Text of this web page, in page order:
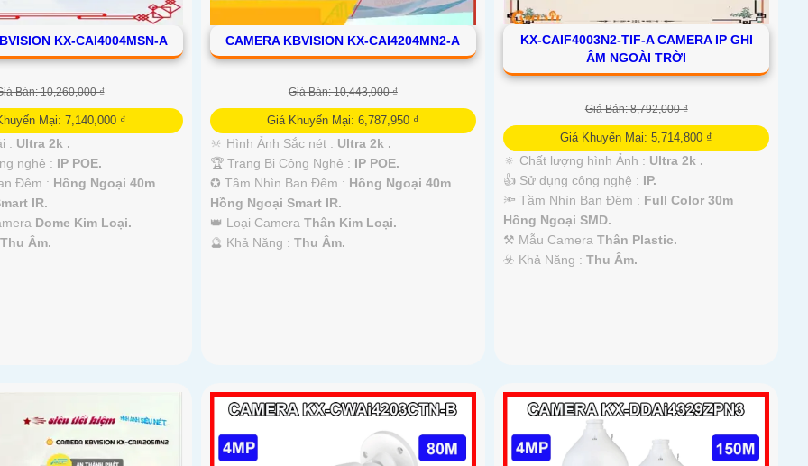
KX-CAI4004MSN-A
Bán: 10,260,000 ₫
Mại: 7,140,000 ₫
: Ultra 2k .
nghệ : IP POE.
Đêm : Hồng Ngoại 40m
IR.
Dome Kim Loại.
Thu Âm.
CAMERA KBVISION KX-CAI4204MN2-A
Giá Bán: 10,443,000 ₫
Giá Khuyến Mại: 6,787,950 ₫
🔆 Hình Ảnh Sắc nét : Ultra 2k .
🏆 Trang Bị Công Nghệ : IP POE.
✪ Tầm Nhìn Ban Đêm : Hồng Ngoại 40m
Hồng Ngoại Smart IR.
👑 Loại Camera Thân Kim Loại.
️🔮 Khả Năng : Thu Âm.
KX-CAIF4003N2-TIF-A CAMERA IP GHI
ÂM NGOÀI TRỜI
Giá Bán: 8,792,000 ₫
Giá Khuyến Mại: 5,714,800 ₫
🔅 Chất lượng hình Ảnh : Ultra 2k .
👍 Sử dụng công nghệ : IP.
🔦 Tầm Nhìn Ban Đêm : Full Color 30m
Hồng Ngoại SMD.
⚒ Mẫu CameraThân Plastic.
️☣️ Khả Năng :Thu Âm.